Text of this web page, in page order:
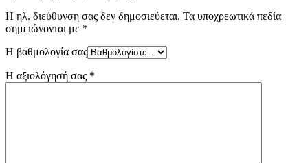
Η ηλ. διεύθυνση σας δεν δημοσιεύεται. Τα υποχρεωτικά πεδία
σημειώνονται με *
Η βαθμολογία σας
Η αξιολόγησή σας *